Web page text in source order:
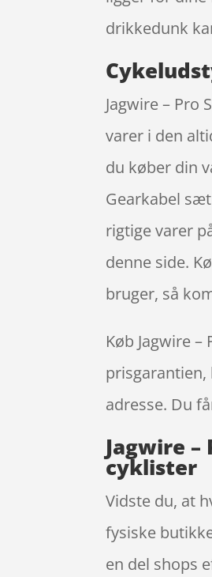
drikkedunk
Jagwire – Pro
varer i den
du køber din
Gearkabel
rigtige varer
denne side.
bruger, så
Køb Jagwire
prisgarantien,
adresse. Du
Jagwire
cyklister
Vidste du, at
fysiske
en del shops